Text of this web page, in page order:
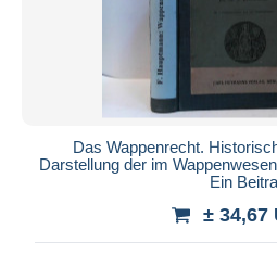
Das Wappenrecht.
Darstellung der im
Ein Beitra
± 34,67